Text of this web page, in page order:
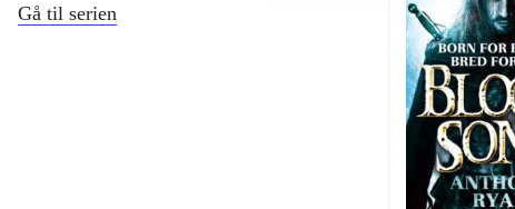
Gå til serien